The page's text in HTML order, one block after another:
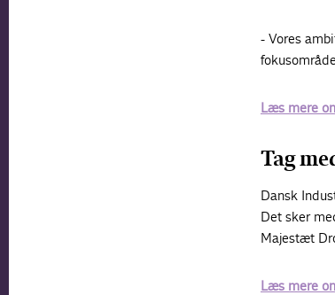
- Vores
Læs mere
Tag
Dansk
Det sker
Majestæt
Læs mere